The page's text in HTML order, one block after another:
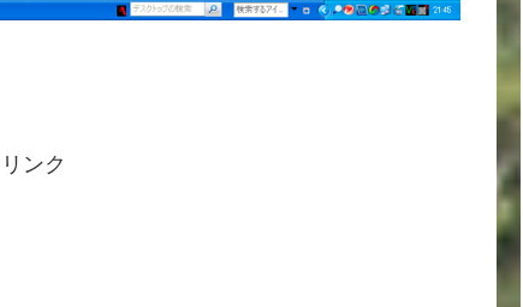
ンク